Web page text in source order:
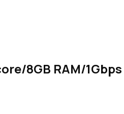
8GB RAM/